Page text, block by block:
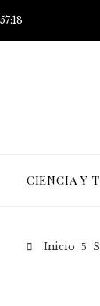
CIENCIA Y
Inicio